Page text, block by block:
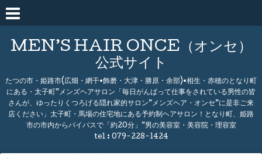
MEN’S HAIR ONCE（オンセ）
公式サイト
たつの市・姫路市(広畑・網干•飾磨・大津・勝原・余部)•相生・赤穂のとなり町
にある・太子町”メンズヘアサロン「毎日がんばって仕事をされている男性の皆
さんが、ゆったりくつろげる隠れ家的サロン”メンズヘア・オンセ”に是非ご来
店ください」太子町・馬場の住宅地にある予約制ヘアサロン！となり町、姫路
市の市内からバイパスで「約20分」”男の美容室・美容院・理容室
tel : 079-228-1424